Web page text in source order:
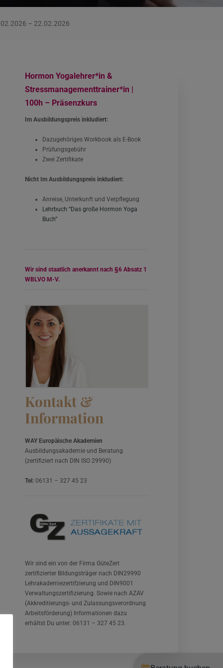
– 22.02.2026
Hormon Yogalehrer*in &
Stressmanagementtrainer*in |
100h – Präsenzkurs
Im Ausbildungspreis inkludiert:
Dazugehöriges Workbook als E-Book
Prüfungsgebühr
Zwei Zertifikate
Nicht Im Ausbildungspreis inkludiert:
Anreise, Unterkunft und Verpflegung
Lehrbuch “Das große Hormon Yoga
Buch”
Wir sind staatlich anerkannt nach §6 Absatz 1
WBLVO M-V.
Kontakt &
Information
WAY Europäische Akademien
Ausbildungsakademie und Beratung
(zertifiziert nach DIN ISO 29990)
Tel: 06131 – 327 45 23
Wir sind ein von der Firma GüteZert
zertifizierter Bildungsträger nach DIN29990
Lehrakademiezertifzierung und DIN9001
Verwaltungszertifizierung. Sowie nach AZAV
(Akkreditierungs- und Zulassungsverordnung
Arbeitsförderung) Informationen dazu
erhältst Du unter: 06131 – 327 45 23.